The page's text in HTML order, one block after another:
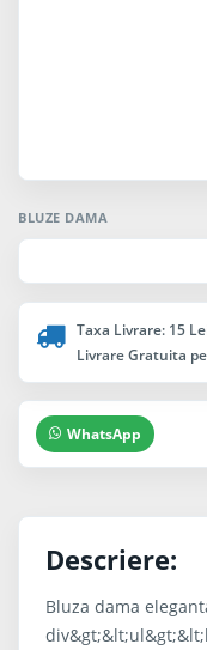
BLUZE DAMA
Taxa Livrare: 15
Livrare Gratuita
WhatsApp
Descriere:
Bluza dama